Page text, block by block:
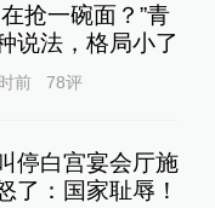
抢一碗面？”青
说法，格局小了
前 78评
停白宫宴会厅施
了：国家耻辱！